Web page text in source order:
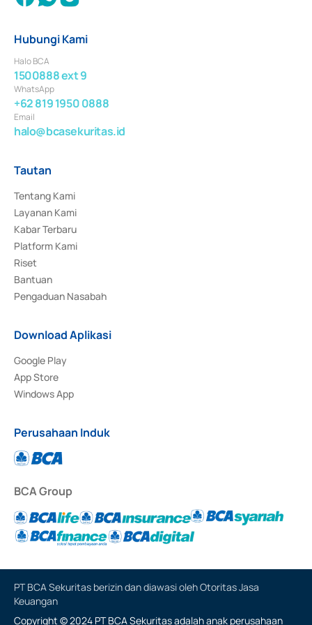
Hubungi Kami
Halo BCA
1500888 ext 9
WhatsApp
+62 819 1950 0888
Email
halo@bcasekuritas.id
Tautan
Tentang Kami
Layanan Kami
Kabar Terbaru
Platform Kami
Riset
Bantuan
Pengaduan Nasabah
Download Aplikasi
Google Play
App Store
Windows App
Perusahaan Induk
BCA Group
PT BCA Sekuritas berizin dan diawasi oleh Otoritas Jasa
Keuangan
Copyright © 2024 PT BCA Sekuritas adalah anak perusahaan